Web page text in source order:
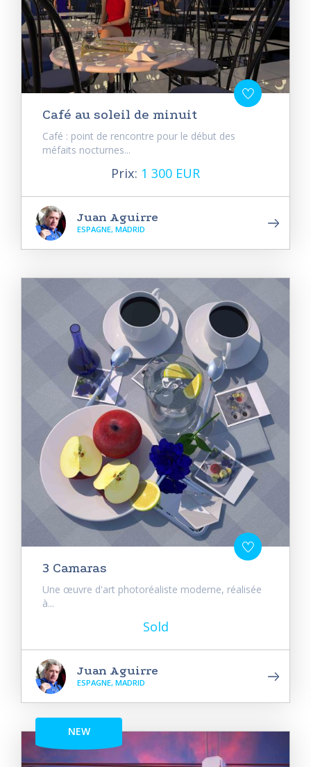
Café au soleil de minuit
Café : point de rencontre pour le début des
méfaits nocturnes...
Prix: 1 300 EUR
Juan Aguirre
ESPAGNE, MADRID
3 Camaras
Une œuvre d'art photoréaliste moderne, réalisée
à...
Sold
Juan Aguirre
ESPAGNE, MADRID
NEW